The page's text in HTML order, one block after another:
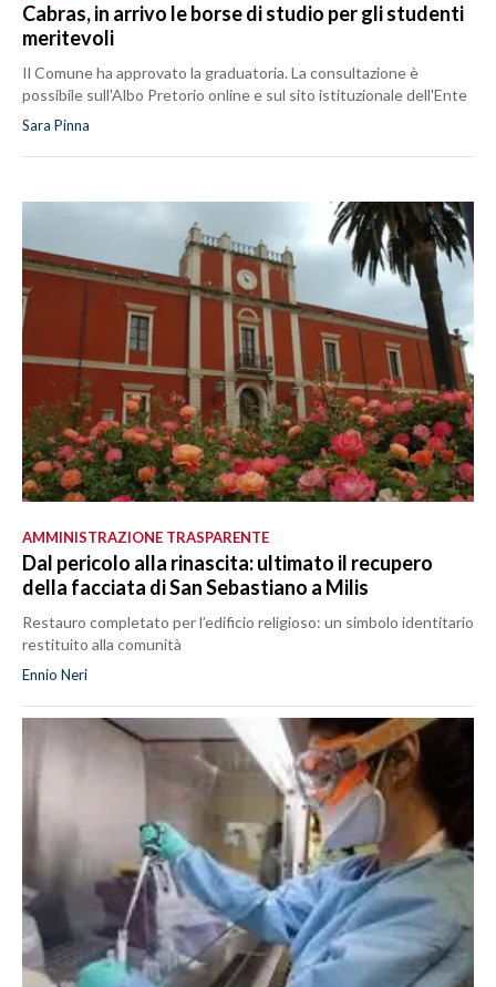
Cabras, in arrivo le borse di studio per gli studenti
meritevoli
Il Comune ha approvato la graduatoria. La consultazione è
possibile sull'Albo Pretorio online e sul sito istituzionale dell'Ente
Sara Pinna
AMMINISTRAZIONE TRASPARENTE
Dal pericolo alla rinascita: ultimato il recupero
della facciata di San Sebastiano a Milis
Restauro completato per l’edificio religioso: un simbolo identitario
restituito alla comunità
Ennio Neri